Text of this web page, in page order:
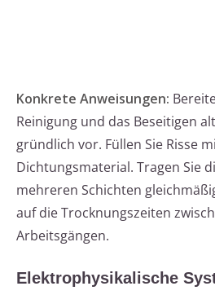
Konkrete Anweisungen:
Reinigung und das Beseitigen
gründlich vor. Füllen Sie Risse
Dichtungsmaterial. Tragen Sie
mehreren Schichten
auf die Trocknungszeiten
Arbeitsgängen.
Elektrophysikalische